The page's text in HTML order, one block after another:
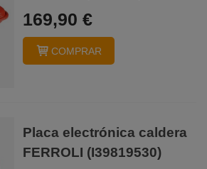
169,90 €
COMPRAR
Placa electrónica caldera
FERROLI (I39819530)